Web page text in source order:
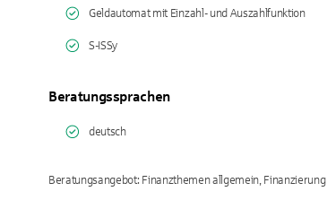
Geldautomat mit Einzahl- und Auszahlfunktion
S-ISSy
Beratungssprachen
deutsch
Beratungsangebot: Finanzthemen allgemein, Finanzierung